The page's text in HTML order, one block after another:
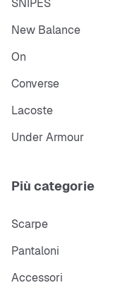
SNIPES
New Balance
On
Converse
Lacoste
Under Armour
Più categorie
Scarpe
Pantaloni
Accessori